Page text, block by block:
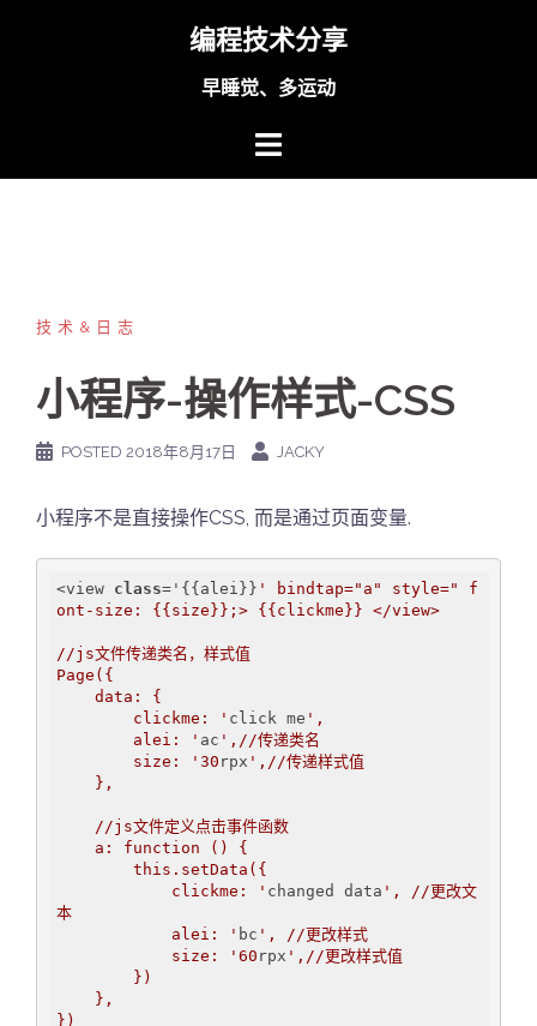
编程技术分享
早睡觉、多运动
技术&日志
小程序-操作样式-CSS
POSTED 2018年8月17日 JACKY
小程序不是直接操作CSS, 而是通过页面变量.
<view class=' {{alei}} ' bindtap="a" style=" f
ont-size: {{size}};> {{clickme}} </view>
//js文件传递类名，样式值
Page({
        clickme: '
click me ',
        alei: '
ac ',//传递类名
        size: '
30 rpx ',//传递样式值
            clickme: '
changed data ', //更改文
本
            alei: '
bc ', //更改样式
            size: '
60 rpx ',//更改样式值